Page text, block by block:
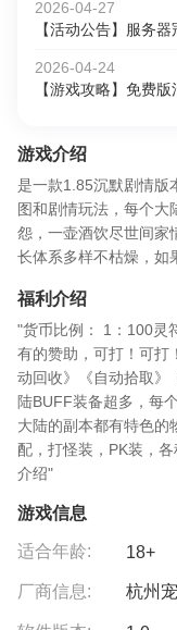
2026-04-27
【活动公告】服务
2026-04-24
【游戏攻略】免费版
游戏介绍
是一款1.85沉默剧情版
图和剧情玩法，每个大
怨，一壶酒饮尽世间家
长体系多样不枯燥，如
福利介绍
"货币比例： 1：100灵
有的赞助，可打！可打
动回收》《自动拾取》
陆BUFF装备超多，每
大陆的副本都有特色的
配，打怪装，PK装，
介绍"
游戏信息
适合年龄: 18+
厂商信息: 杭州